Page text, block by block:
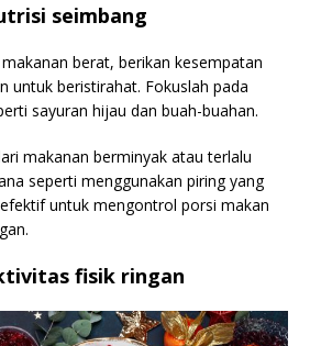
seimbang
berat, berikan kesempatan
untuk beristirahat. Fokuslah pada
sayuran hijau dan buah-buahan.
makanan berminyak atau terlalu
seperti menggunakan piring yang
untuk mengontrol porsi makan
fisik ringan